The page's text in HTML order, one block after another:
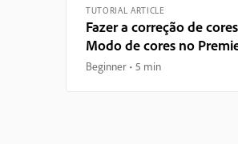
TUTORIAL ARTICLE
Fazer a correção de
Modo de cores no
Beginner 5 min